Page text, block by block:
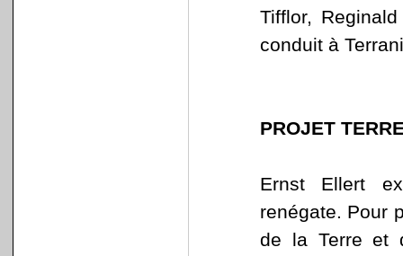
Tifflor,
conduit à
PROJET
Ernst Ellert
renégate. Pour
de la Terre et